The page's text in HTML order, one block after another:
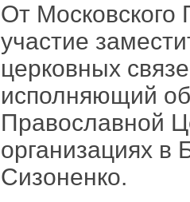
От Московского
участие
церковных
исполняющий
Православной
организациях в
Сизоненко.